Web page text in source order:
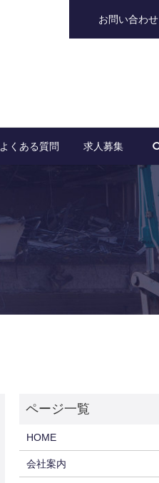
お問い合わせ
よくある質問 求人募集
HOME
会社案内